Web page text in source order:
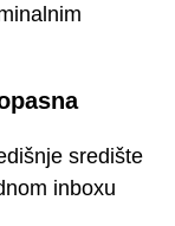
središte
inboxu